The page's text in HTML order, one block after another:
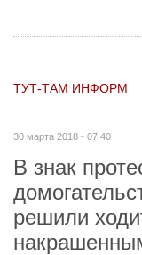
ТУТ-ТАМ ИНФОРМ
30 марта 2018 - 07:40
В знак
решили